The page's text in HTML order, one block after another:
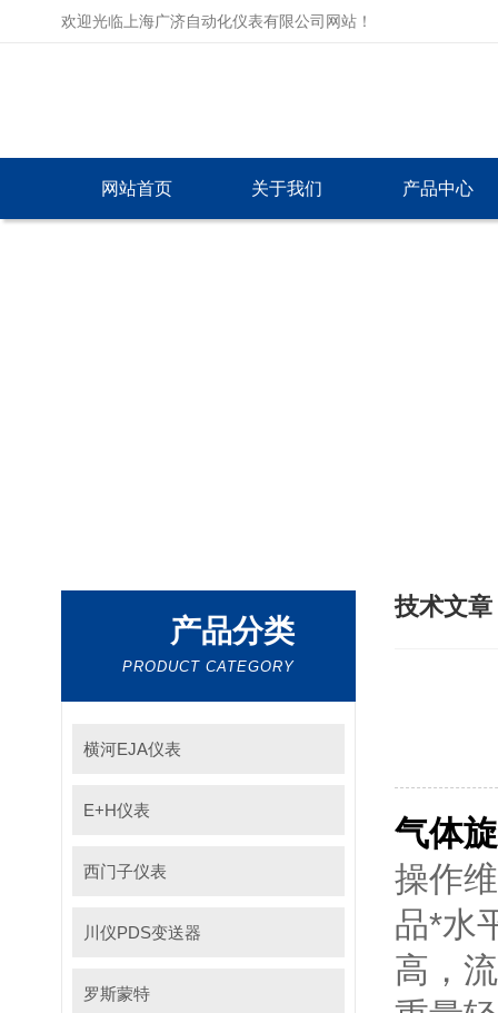
欢迎光临上海广济自动化仪表有限公司网站！
网站首页 关于我们 产品中心
产品分类
PRODUCT CATEGORY
横河EJA仪表
E+H仪表
西门子仪表
川仪PDS变送器
罗斯蒙特
技术文章
气体
操作
品*水
高，